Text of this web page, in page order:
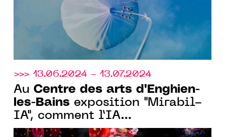
>>> 13.06.2024 - 13.07.2024
Au Centre des arts d'Enghien-
les-Bains exposition "Mirabil-
IA", comment l’IA
métamorphose la création